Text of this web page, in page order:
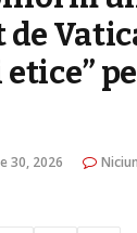
30, 2026